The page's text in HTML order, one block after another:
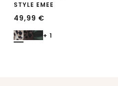
STYLE EMEE
49,99 €
+ 1